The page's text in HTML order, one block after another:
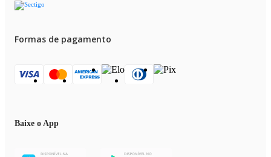
Formas de pagamento
Baixe o App